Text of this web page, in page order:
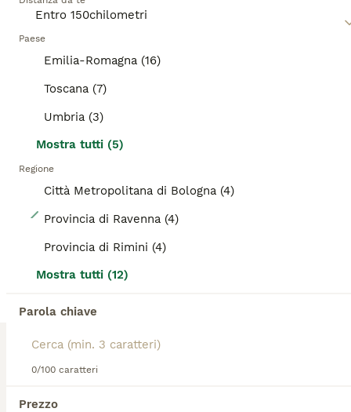
Paese
Emilia-Romagna (16)
Toscana (7)
Umbria (3)
Mostra tutti (5)
Regione
Città Metropolitana di Bologna (4)
Provincia di Ravenna (4)
Provincia di Rimini (4)
Mostra tutti (12)
Parola chiave
0/100 caratteri
Prezzo
informazioni su questa razza di gatto.
ADVANCED
Da Leo e alaska 5 fantastici cuccioli!!!
Maine Coon
4 settimane